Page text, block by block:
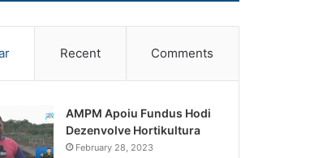
Recent Comments
AMPM Apoiu Fundus Hodi
Dezenvolve Hortikultura
February 28, 2023